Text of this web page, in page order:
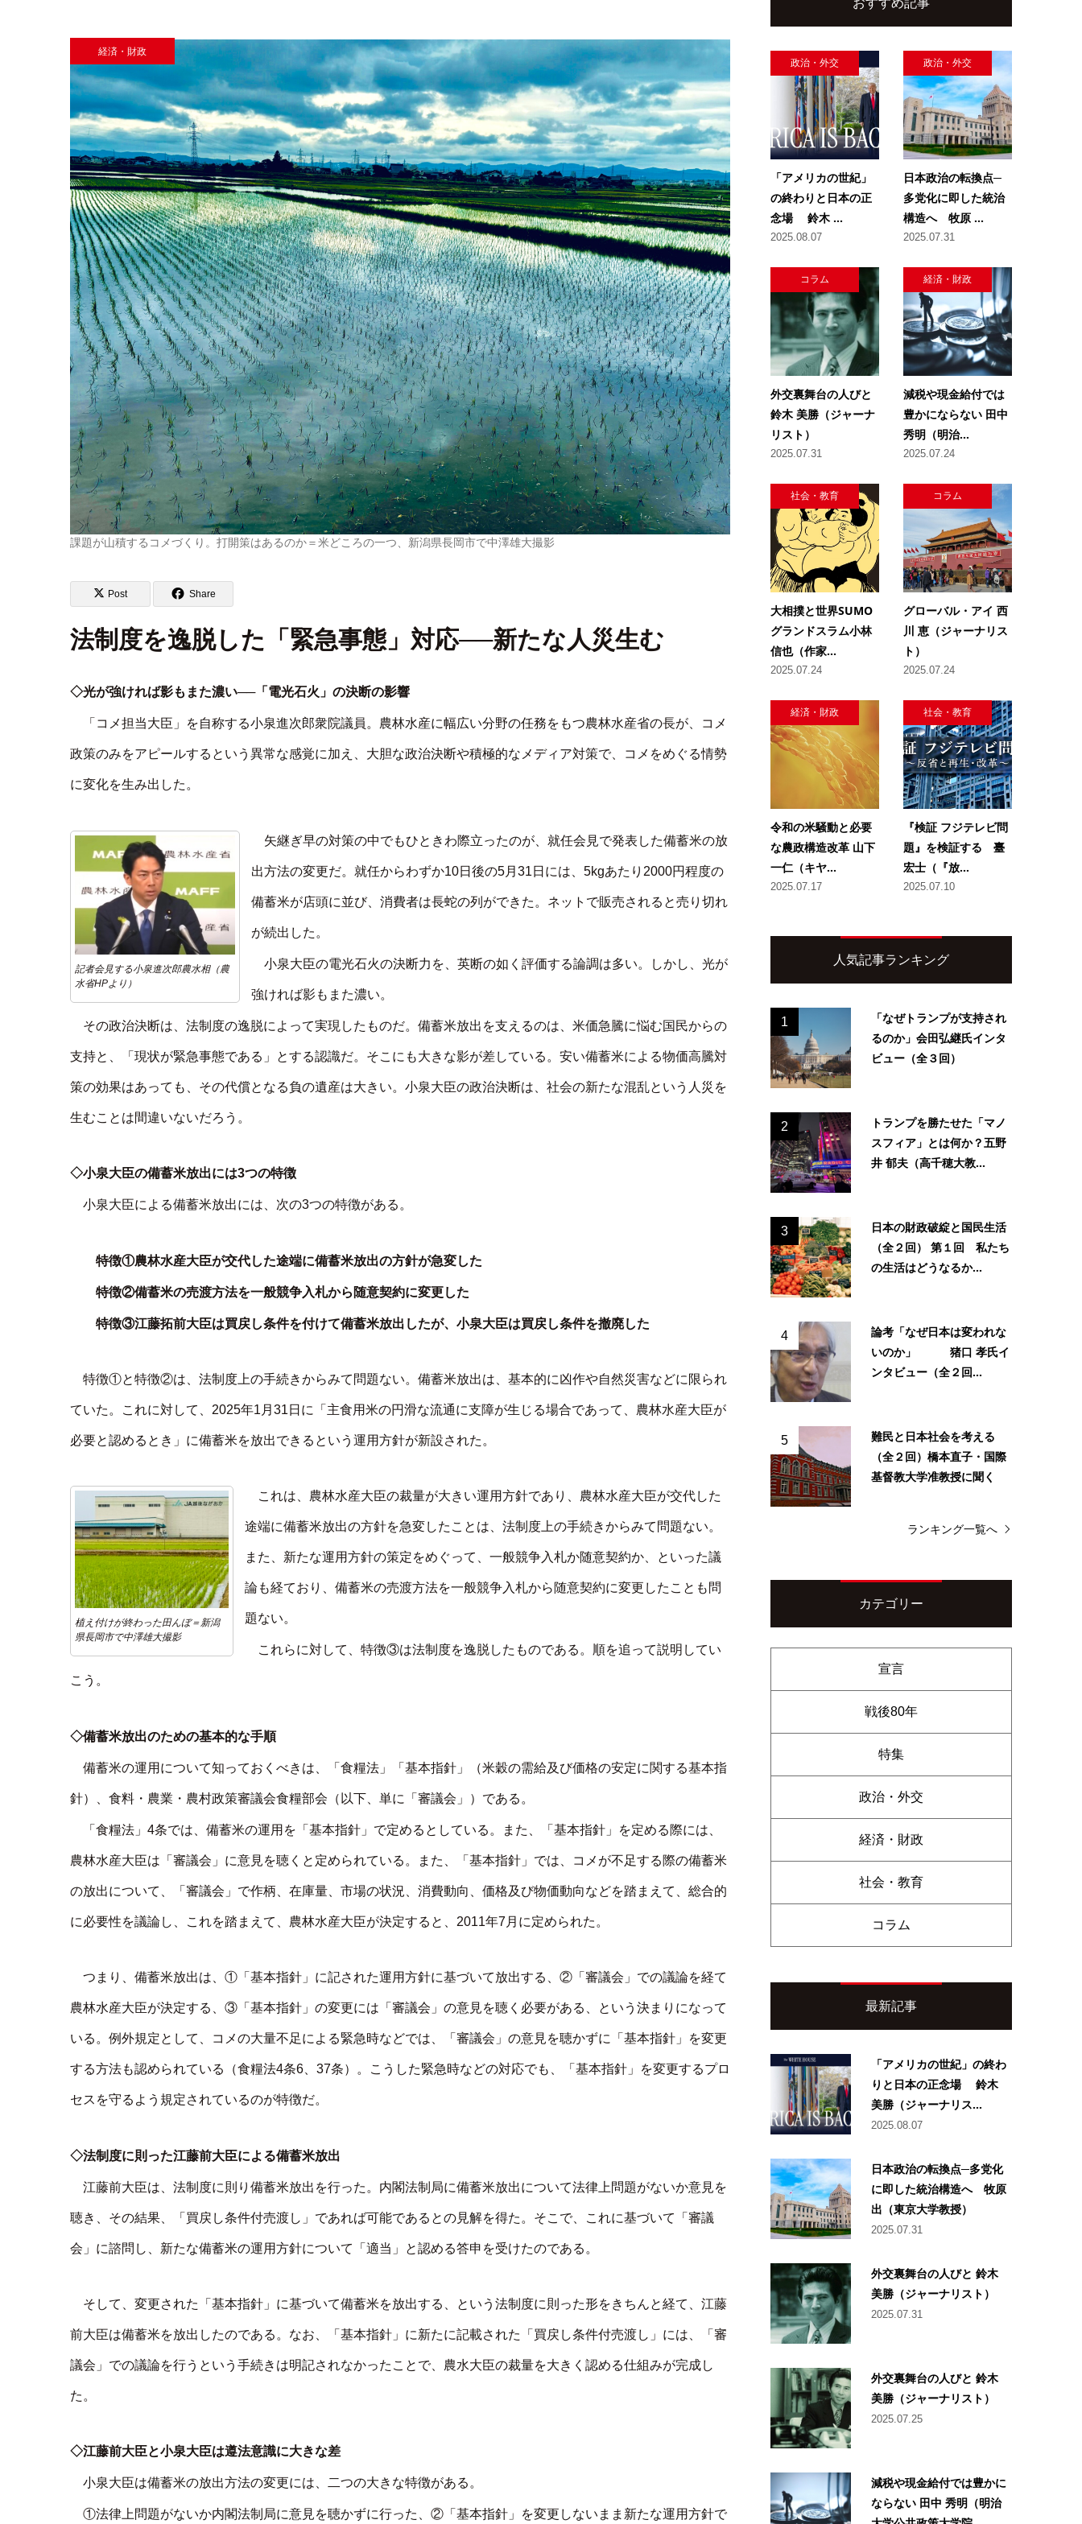
課題が山積するコメづくり。打開策はあるのか＝米どころの一つ、新潟県長岡市で中澤雄大撮影
経済・財政
Post Share
法制度を逸脱した「緊急事態」対応──新たな人災生む
◇光が強ければ影もまた濃い──「電光石火」の決断の影響
「コメ担当大臣」を自称する小泉進次郎衆院議員。農林水産に幅広い分野の任務をもつ農林水産省の長が、コメ
政策のみをアピールするという異常な感覚に加え、大胆な政治決断や積極的なメディア対策で、コメをめぐる情勢
に変化を生み出した。
記者会見する小泉進次郎農水相（農
水省HPより）
矢継ぎ早の対策の中でもひときわ際立ったのが、就任会見で発表した備蓄米の放
出方法の変更だ。就任からわずか10日後の5月31日には、5kgあたり2000円程度の
備蓄米が店頭に並び、消費者は長蛇の列ができた。ネットで販売されると売り切れ
が続出した。
小泉大臣の電光石火の決断力を、英断の如く評価する論調は多い。しかし、光が
強ければ影もまた濃い。
その政治決断は、法制度の逸脱によって実現したものだ。備蓄米放出を支えるのは、米価急騰に悩む国民からの
支持と、「現状が緊急事態である」とする認識だ。そこにも大きな影が差している。安い備蓄米による物価高騰対
策の効果はあっても、その代償となる負の遺産は大きい。小泉大臣の政治決断は、社会の新たな混乱という人災を
生むことは間違いないだろう。
◇小泉大臣の備蓄米放出には3つの特徴
小泉大臣による備蓄米放出には、次の3つの特徴がある。
特徴①農林水産大臣が交代した途端に備蓄米放出の方針が急変した
特徴②備蓄米の売渡方法を一般競争入札から随意契約に変更した
特徴③江藤拓前大臣は買戻し条件を付けて備蓄米放出したが、小泉大臣は買戻し条件を撤廃した
特徴①と特徴②は、法制度上の手続きからみて問題ない。備蓄米放出は、基本的に凶作や自然災害などに限られ
ていた。これに対して、2025年1月31日に「主食用米の円滑な流通に支障が生じる場合であって、農林水産大臣が
必要と認めるとき」に備蓄米を放出できるという運用方針が新設された。
植え付けが終わった田んぼ＝新潟
県長岡市で中澤雄大撮影
これは、農林水産大臣の裁量が大きい運用方針であり、農林水産大臣が交代した
途端に備蓄米放出の方針を急変したことは、法制度上の手続きからみて問題ない。
また、新たな運用方針の策定をめぐって、一般競争入札か随意契約か、といった議
論も経ており、備蓄米の売渡方法を一般競争入札から随意契約に変更したことも問
題ない。
これらに対して、特徴③は法制度を逸脱したものである。順を追って説明してい
こう。
◇備蓄米放出のための基本的な手順
備蓄米の運用について知っておくべきは、「食糧法」「基本指針」（米穀の需給及び価格の安定に関する基本指
針）、食料・農業・農村政策審議会食糧部会（以下、単に「審議会」）である。
「食糧法」4条では、備蓄米の運用を「基本指針」で定めるとしている。また、「基本指針」を定める際には、
農林水産大臣は「審議会」に意見を聴くと定められている。また、「基本指針」では、コメが不足する際の備蓄米
の放出について、「審議会」で作柄、在庫量、市場の状況、消費動向、価格及び物価動向などを踏まえて、総合的
に必要性を議論し、これを踏まえて、農林水産大臣が決定すると、2011年7月に定められた。
つまり、備蓄米放出は、①「基本指針」に記された運用方針に基づいて放出する、②「審議会」での議論を経て
農林水産大臣が決定する、③「基本指針」の変更には「審議会」の意見を聴く必要がある、という決まりになって
いる。例外規定として、コメの大量不足による緊急時などでは、「審議会」の意見を聴かずに「基本指針」を変更
する方法も認められている（食糧法4条6、37条）。こうした緊急時などの対応でも、「基本指針」を変更するプロ
セスを守るよう規定されているのが特徴だ。
◇法制度に則った江藤前大臣による備蓄米放出
江藤前大臣は、法制度に則り備蓄米放出を行った。内閣法制局に備蓄米放出について法律上問題がないか意見を
聴き、その結果、「買戻し条件付売渡し」であれば可能であるとの見解を得た。そこで、これに基づいて「審議
会」に諮問し、新たな備蓄米の運用方針について「適当」と認める答申を受けたのである。
そして、変更された「基本指針」に基づいて備蓄米を放出する、という法制度に則った形をきちんと経て、江藤
前大臣は備蓄米を放出したのである。なお、「基本指針」に新たに記載された「買戻し条件付売渡し」には、「審
議会」での議論を行うという手続きは明記されなかったことで、農水大臣の裁量を大きく認める仕組みが完成し
た。
◇江藤前大臣と小泉大臣は遵法意識に大きな差
小泉大臣は備蓄米の放出方法の変更には、二つの大きな特徴がある。
①法律上問題がないか内閣法制局に意見を聴かずに行った、②「基本指針」を変更しないまま新たな運用方針で
政治・外交
「アメリカの世紀」
の終わりと日本の正
念場 鈴木 ...
2025.08.07
政治・外交
日本政治の転換点─
多党化に即した統治
構造へ 牧原 ...
2025.07.31
コラム
外交裏舞台の人びと
鈴木 美勝（ジャーナ
リスト）
2025.07.31
経済・財政
減税や現金給付では
豊かにならない 田中
秀明（明治...
2025.07.24
社会・教育
大相撲と世界SUMO
グランドスラム小林
信也（作家...
2025.07.24
コラム
グローバル・アイ 西
川 恵（ジャーナリス
ト）
2025.07.24
経済・財政
令和の米騒動と必要
な農政構造改革 山下
一仁（キヤ...
2025.07.17
社会・教育
『検証 フジテレビ問
題』を検証する 臺
宏士（『放...
2025.07.10
人気記事ランキング
1
「なぜトランプが支持され
るのか」会田弘継氏インタ
ビュー（全３回）
2
トランプを勝たせた「マノ
スフィア」とは何か？五野
井 郁夫（高千穂大教...
3
日本の財政破綻と国民生活
（全２回） 第１回 私たち
の生活はどうなるか...
4
論考「なぜ日本は変われな
いのか」 猪口 孝氏イ
ンタビュー（全２回...
5
難民と日本社会を考える
（全２回）橋本直子・国際
基督教大学准教授に聞く
ランキング一覧へ
カテゴリー
宣言
戦後80年
特集
政治・外交
経済・財政
社会・教育
コラム
最新記事
「アメリカの世紀」の終わ
りと日本の正念場 鈴木
美勝（ジャーナリス...
2025.08.07
日本政治の転換点─多党化
に即した統治構造へ 牧原
出（東京大学教授）
2025.07.31
外交裏舞台の人びと 鈴木
美勝（ジャーナリスト）
2025.07.31
外交裏舞台の人びと 鈴木
美勝（ジャーナリスト）
2025.07.25
減税や現金給付では豊かに
ならない 田中 秀明（明治